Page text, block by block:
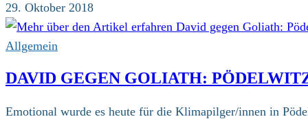
mit
und
29. Oktober 2018
Allgemein
DAVID GEGEN GOLIATH:
Emotional wurde es heute für die Klimapilger/innen in